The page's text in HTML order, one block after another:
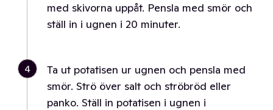
med skivorna uppåt. Pensla med smör och
ställ in i ugnen i 20 minuter.
4
Ta ut potatisen ur ugnen och pensla med
smör. Strö över salt och ströbröd eller
panko. Ställ in potatisen i ugnen i